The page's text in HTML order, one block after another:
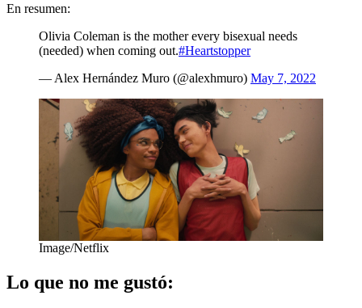
En resumen:
Olivia Coleman is the mother every bisexual needs
(needed) when coming out.#Heartstopper
— Alex Hernández Muro (@alexhmuro) May 7, 2022
Image/Netflix
Lo que no me gustó: